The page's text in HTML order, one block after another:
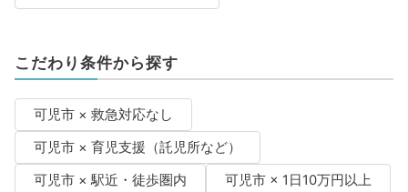
こだわり条件から探す
可児市 × 救急対応なし
可児市 × 育児支援（託児所など）
可児市 × 駅近・徒歩圏内
可児市 × 1日10万円以上